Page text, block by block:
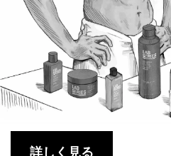
詳しく見る​